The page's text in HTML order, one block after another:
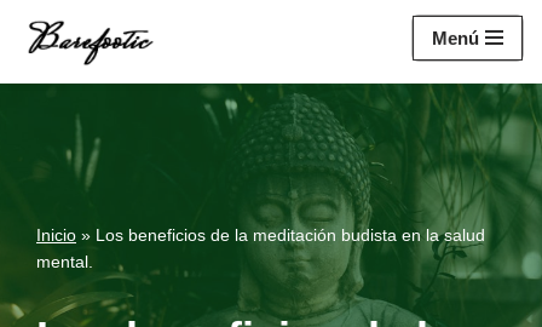
contenido
Menú
Inicio » Los beneficios de la meditación budista en la salud
mental.